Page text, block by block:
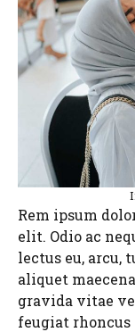
Rem ipsum
elit. Odio ac
lectus eu, arcu,
aliquet
gravida vitae
feugiat rhoncus